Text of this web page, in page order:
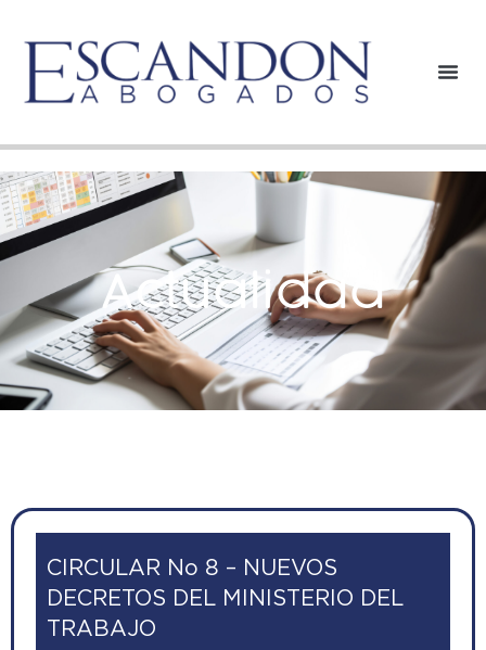
Actualidad
CIRCULAR No 8 – NUEVOS
DECRETOS DEL MINISTERIO DEL
TRABAJO